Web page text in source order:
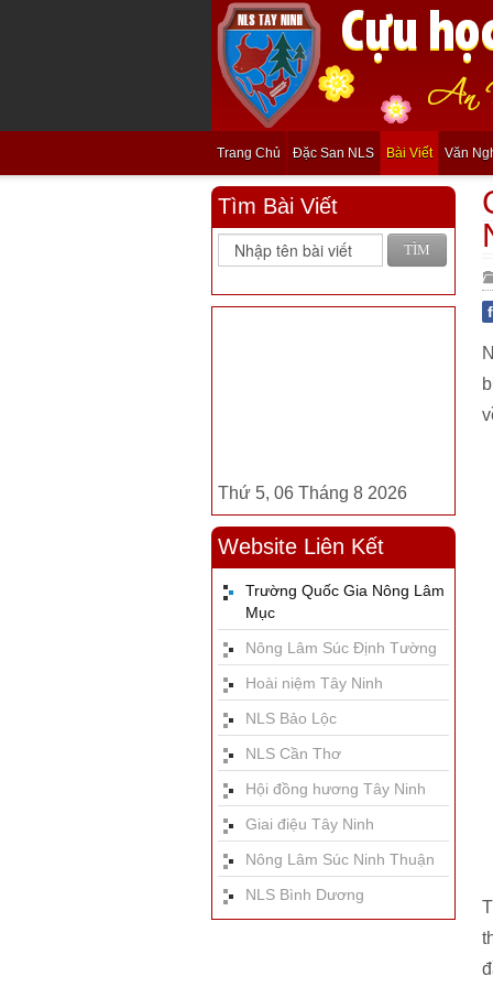
Trang Chủ Đặc San NLS Bài Viết Văn
Tìm Bài Viết
TÌM
Thứ 5, 06 Tháng 8 2026
Website Liên Kết
Trường Quốc Gia Nông Lâm
Mục
Nông Lâm Súc Định Tường
Hoài niệm Tây Ninh
NLS Bảo Lộc
NLS Cần Thơ
Hội đồng hương Tây Ninh
Giai điệu Tây Ninh
Nông Lâm Súc Ninh Thuận
NLS Bình Dương
f